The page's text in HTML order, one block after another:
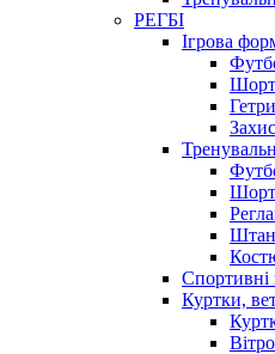
РЕГБІ
Ігрова
Гетри
Куртки,